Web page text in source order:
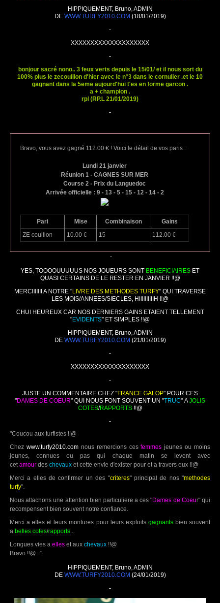
HIPPIQUEMENT, Bruno, ADMIN
DE WWW.TURFY2010.COM (18/01/2019)
-
XXXXXXXXXXXXXXXXXXXX
-
bonjour sacré nono.. 3 feux verts depuis le 15/01/ et il nous sort du
100% plus le zecouillon d'hier avec le n°3 dans le cornulier .et le 10
gagnant dans la 5eme aujourd'hui t'es en forme garcon .
a + champion .
rpl (RP.L 21/01/2019)
-
Bravo, vous avez gagné 112.00 € ! Voici le détail de vos paris :
Lundi 21 janvier
Réunion 1 - CAGNES SUR MER
Course 2 - Prix du Languedoc
Arrivée officielle : 9 - 13 - 5 - 15 - 12 - 14 - 2
Pari Mise Combinaison
Gains
ZE couillon
10.00 € 15 112.00 €
-
YES, TOOOOUUUUUS NOS JOUEURS SONT BENEFICIAIRES ET
QUASI CERTAINS DE LE RESTER EN JANVIER !!@
MERCIIIIIII A NOTRE "LIVRE DES METHODES TURFY" QUI TRAVERSE
LES MOIS/ANNEES/SIECLES, HIIIIIIIIIIH !!@
CHUI HEUREUX CAR NOS DERNIERS GAINS ETAIENT TELLEMENT
"EVIDENTS" ET SIMPLES !!@
HIPPIQUEMENT, Bruno, ADMIN
DE WWW.TURFY2010.COM (21/01/2019)
-
XXXXXXXXXXXXXXXXXXXX
-
JUSTE UN COMMENTAIRE CHEZ "FRANCE GALOP" POUR CES
"DAMES DE COEUR" QUI NOUS FONT SOUVENT UN "TRUC" AJOLIS
COTES/RAPPORTS!!@
-
"Coucou aux turfistes !!@
Chez www.turfy2010.comnous remercions cesfemmes jeunes ou moins
jeunes, connues ou pas qui chaque matin se levent avec
cetamour des chevaux et cette envie d'exister pour et a travers eux !!@
Merci a elles de confirmer un des "criteres" principal de nos "methodes
turfy".
Nous attachons une attention bien particuliere a ces "Dames de Coeur" qui
recompensent bien souvent notre confiance.
Merci a elles et leurs montures pour leurs exploits gagnantsbien souvent
a belles cotes/rapports...
Longues vies a elles et aux chevaux !!@
Bravo !!@..."
HIPPIQUEMENT, Bruno, ADMIN
DE WWW.TURFY2010.COM (24/01/2019)
-